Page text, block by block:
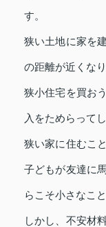
す。
狭い土地に家を
の距離が近くな
狭小住宅を買お
入をためらって
狭い家に住むこ
子どもが友達に
らこそ小さなこ
しかし、不安材